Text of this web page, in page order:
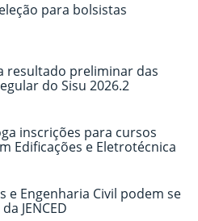
para bolsistas
resultado preliminar das
do Sisu 2026.2
inscrições para cursos
Edificações e Eletrotécnica
e Engenharia Civil podem se
JENCED